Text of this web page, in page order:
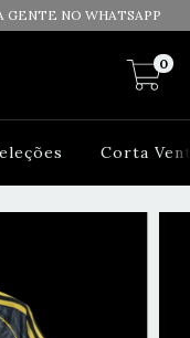
GENTE NO WHATSAPP
0
Corta